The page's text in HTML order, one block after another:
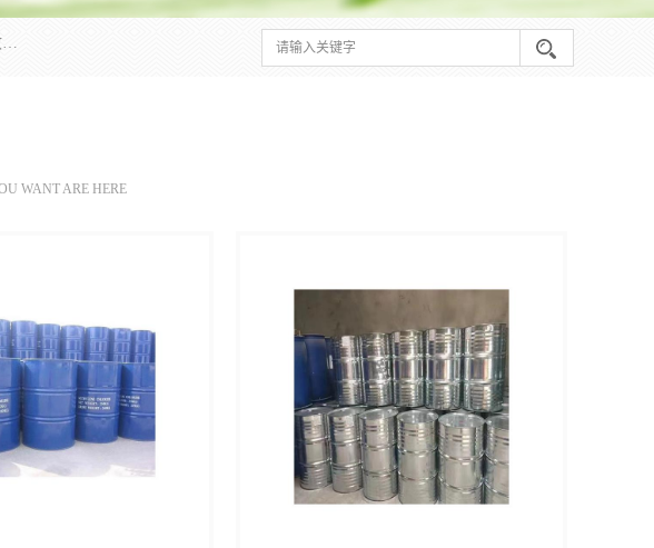
东莞市大岭山莞峰清洗剂经营部拥有的回收加工设备，大量废油回收、废清洗剂回收、废溶剂油回收、机械废油废清洗剂回收、废碳氢回收、碳氢液压油回收、碳氢二氯回收等废清洗剂处理；我们只是提供废旧化工原料的循环使用存放点，执行正规的存放，有正规的回收资质处理。同时我们公司批发零售回收级清洗剂，脱模油再生基础油，质量保证。
WANT ARE HERE